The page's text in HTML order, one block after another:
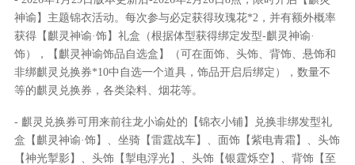
神谕】主题锦衣活动。每次参与必定获得玫瑰花*2，并有额外概率
获得【麒灵神谕·饰】礼盒（根据体型获得绑定发型-麒灵神谕·
饰），【麒灵神谕饰品自选盒】（可在面饰、头饰、背饰、悬饰和
非绑麒灵兑换券*10中自选一个道具，饰品开启后绑定），数量不
等的麒灵兑换券，各类染料、烟花等。
- 麒灵兑换券可用来前往龙小谕处的【锦衣小铺】兑换非绑发型礼
盒【麒灵神谕·饰】、坐骑【雷霆战车】、面饰【紫电青霜】、头饰
【神光掣影】、头饰【掣电浮光】、头饰【银霆烁空】、背饰【至